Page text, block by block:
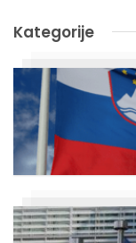
Kategorije